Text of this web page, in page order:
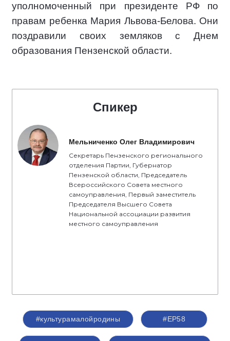
уполномоченный при президенте РФ по
правам ребенка Мария Львова-Белова. Они
поздравили своих земляков с Днем
образования Пензенской области.
Спикер
Мельниченко Олег Владимирович
Секретарь Пензенского регионального
отделения Партии, Губернатор
Пензенской области, Председатель
Всероссийского Совета местного
самоуправления, Первый заместитель
Председателя Высшего Совета
Национальной ассоциации развития
местного самоуправления
#культурамалойродины #ЕР58